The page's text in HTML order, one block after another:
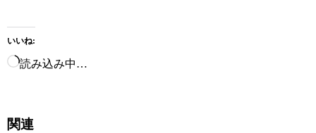
いいね:
読み込み中…
関連